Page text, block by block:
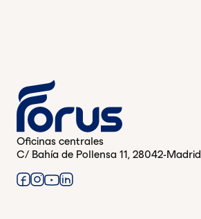
Oficinas centrales
C/ Bahía de Pollensa 11, 28042-Madrid